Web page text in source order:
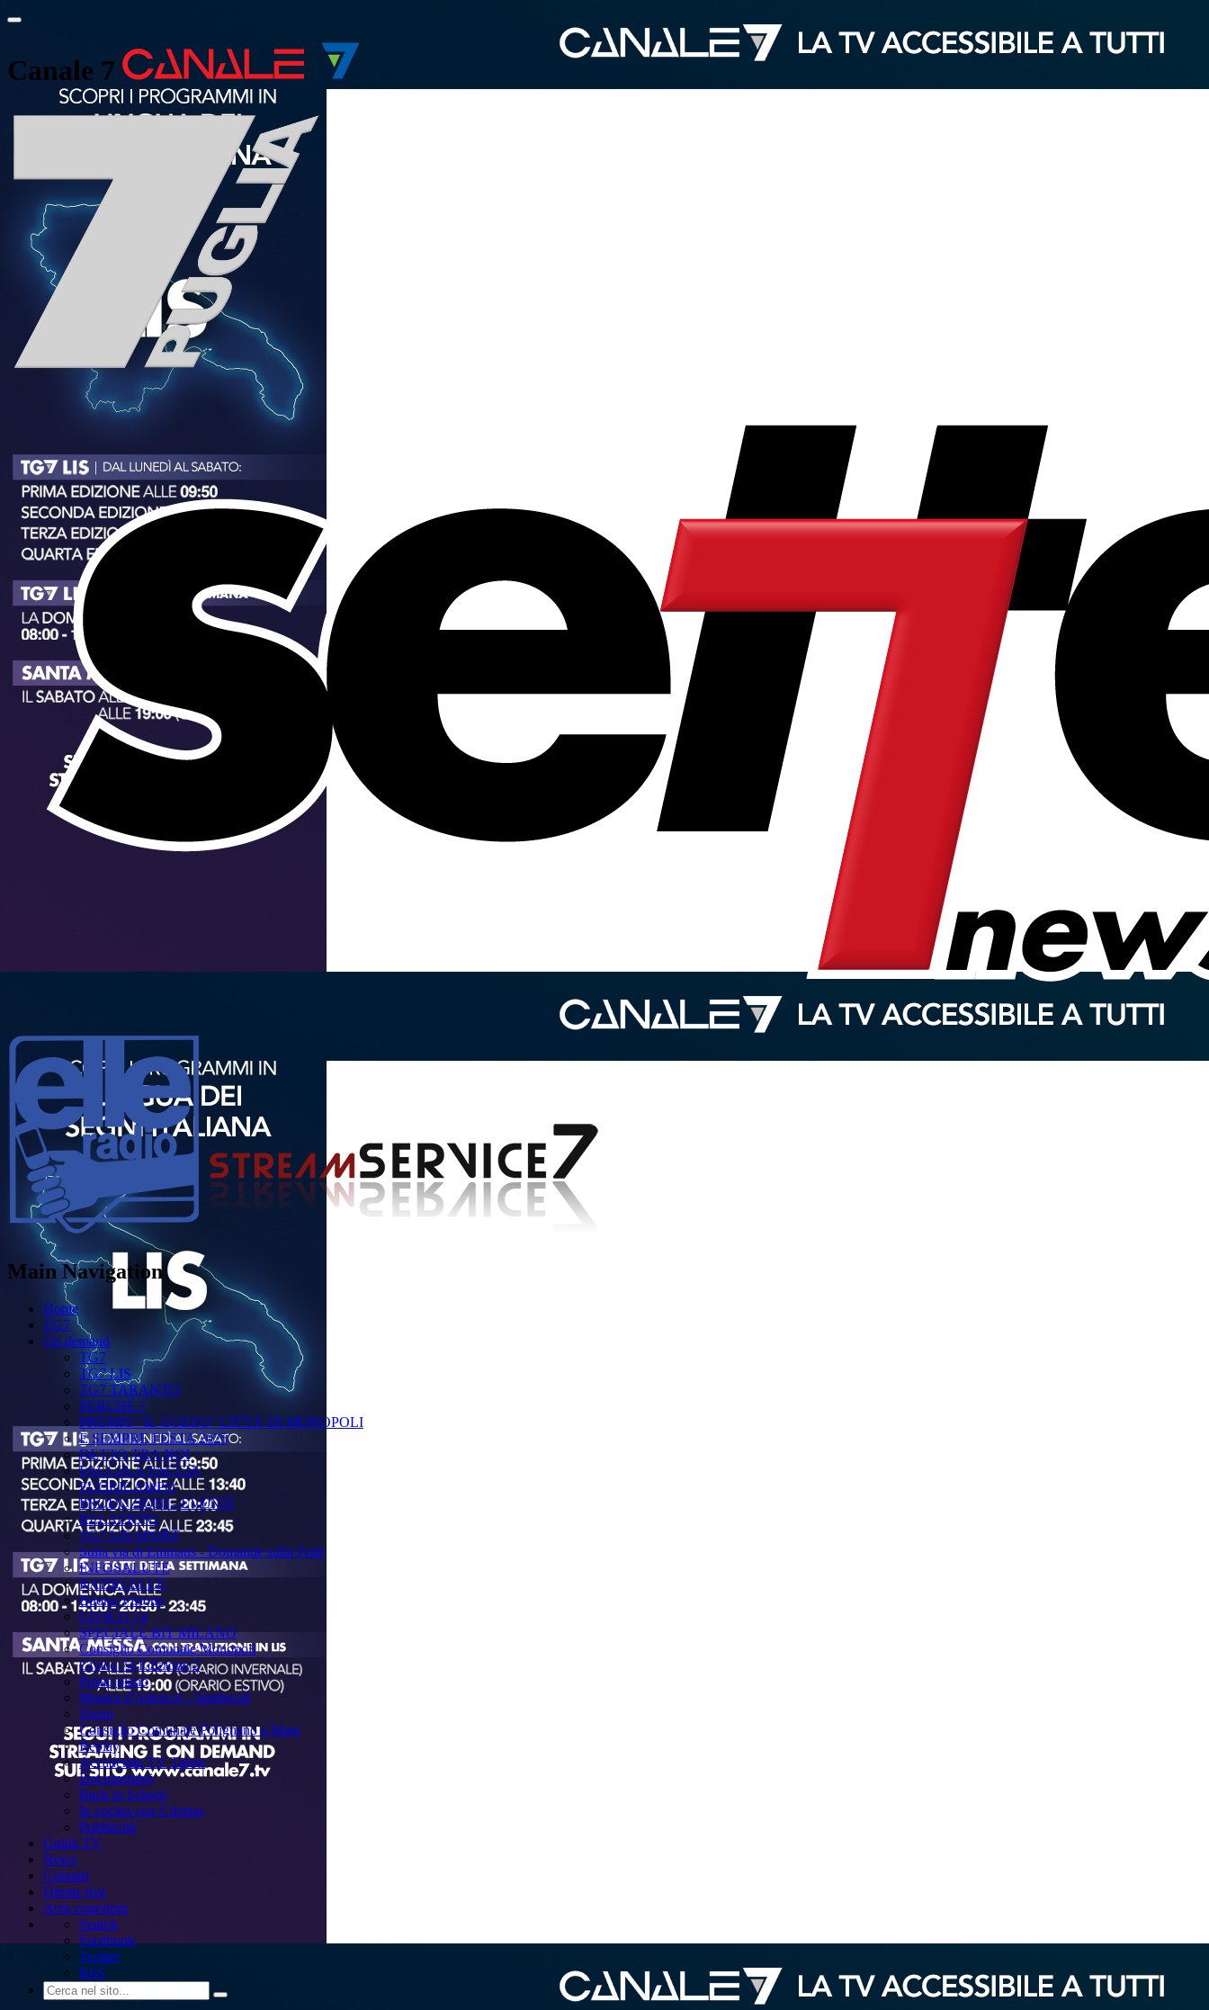
Canale 7
Main Navigation
Home
TG7
On demand
TG7
TG7 LIS
TG7 TARANTO
PERCHÉ ?
PREMIO "IL GOZZO" CITTÀ DI MONOPOLI
È SEMPRE FESTA 2025
DETTO TRA NOI
FACCIA A FACCIA
FUORICAMPO
PRODUZIONI - EVENTI
RELAZIONI
TG7 LIS SPORT
Sulla via di Emmaus - Domande sulla Fede
INFOSALUTE
RADIO ELLE
Buona Visione
CIVICO 74
SPECIALE BIT MILANO
Consiglio Comunale Monopoli
Civico 74 Edizione 2
Primo piano
Musica d'Attracco - Spettacoli
Zoom
Consiglio Comunale Polignano a Mare
Replay
Accademia TV Talent
Documentari
Back to School
In cucina con Cristina
Pubblicità
Guida TV
News
Contatti
Dirette live
Area copertura
Search
Facebook
Twitter
RSS